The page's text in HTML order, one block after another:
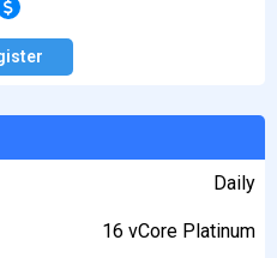
Daily
16 vCore Platinum